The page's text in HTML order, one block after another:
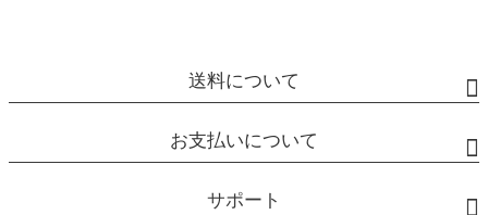
送料について
お支払いについて
サポート